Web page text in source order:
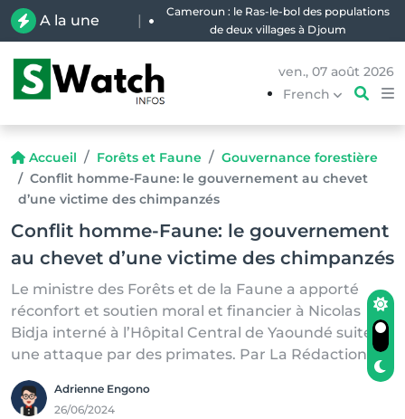
A la une |
Cameroun : le Ras-le-bol des populations
de deux villages à Djoum
ven., 07 août 2026
French
Accueil Forêts et Faune
Gouvernance forestière
Conflit homme-Faune: le gouvernement au chevet
d’une victime des chimpanzés
Conflit homme-Faune: le gouvernement
au chevet d’une victime des chimpanzés
Le ministre des Forêts et de la Faune a apporté
réconfort et soutien moral et financier à Nicolas
Bidja interné à l’Hôpital Central de Yaoundé suite à
une attaque par des primates. Par La Rédaction
Adrienne Engono
26/06/2024